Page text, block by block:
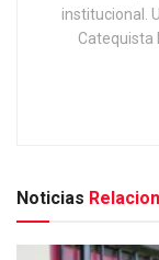
institucional.
Catequista
Noticias